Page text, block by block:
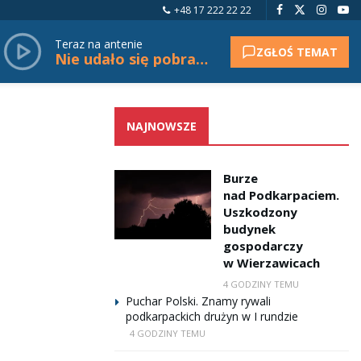
+48 17 222 22 22
Teraz na antenie
Nie udało się pobrać tytułu. ZGŁOŚ TEMAT
NAJNOWSZE
Burze
nad Podkarpaciem.
Uszkodzony
budynek
gospodarczy
w Wierzawicach
4 GODZINY TEMU
Puchar Polski. Znamy rywali
podkarpackich drużyn w I rundzie
4 GODZINY TEMU